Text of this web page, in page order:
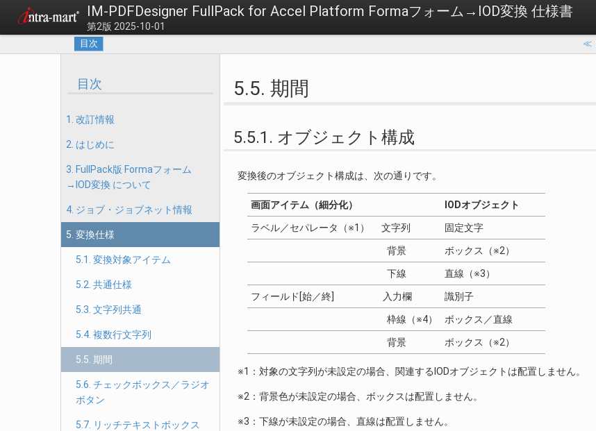
IM-PDFDesigner FullPack for Accel Platform Formaフォーム→IOD変換 仕様書
第2版 2025-10-01
目次 ≪
目次
1. 改訂情報
2. はじめに
3. FullPack版 Formaフォーム
→IOD変換 について
4. ジョブ・ジョブネット情報
5. 変換仕様
5.1. 変換対象アイテム
5.2. 共通仕様
5.3. 文字列共通
5.4. 複数行文字列
5.5. 期間
5.6. チェックボックス／ラジオ
ボタン
5.7. リッチテキストボックス
5.5. 期間
5.5.1. オブジェクト構成
変換後のオブジェクト構成は、次の通りです。
画面アイテム（細分化） IODオブジェクト
ラベル／セパレータ（※1） 文字列 固定文字
背景 ボックス（※2）
下線 直線（※3）
フィールド[始／終] 入力欄 識別子
枠線（※4） ボックス／直線
背景 ボックス（※2）
※1：対象の文字列が未設定の場合、関連するIODオブジェクトは配置しません。
※2：背景色が未設定の場合、ボックスは配置しません。
※3：下線が未設定の場合、直線は配置しません。